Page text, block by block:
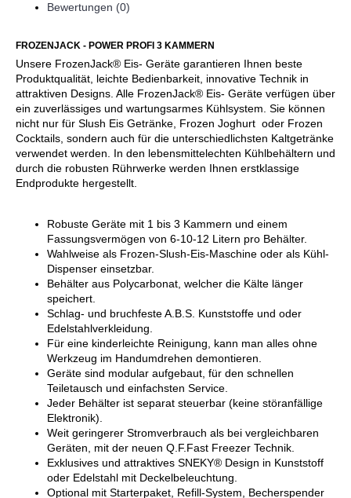
Bewertungen (0)
FROZENJACK - POWER PROFI 3 KAMMERN
Unsere FrozenJack® Eis- Geräte garantieren Ihnen beste
Produktqualität, leichte Bedienbarkeit, innovative Technik in
attraktiven Designs. Alle FrozenJack® Eis- Geräte verfügen über
ein zuverlässiges und wartungsarmes Kühlsystem. Sie können
nicht nur für Slush Eis Getränke, Frozen Joghurt oder Frozen
Cocktails, sondern auch für die unterschiedlichsten Kaltgetränke
verwendet werden. In den lebensmittelechten Kühlbehältern und
durch die robusten Rührwerke werden Ihnen erstklassige
Endprodukte hergestellt.
Robuste Geräte mit 1 bis 3 Kammern und einem
Fassungsvermögen von 6-10-12 Litern pro Behälter.
Wahlweise als Frozen-Slush-Eis-Maschine oder als Kühl-
Dispenser einsetzbar.
Behälter aus Polycarbonat, welcher die Kälte länger
speichert.
Schlag- und bruchfeste A.B.S. Kunststoffe und oder
Edelstahlverkleidung.
Für eine kinderleichte Reinigung, kann man alles ohne
Werkzeug im Handumdrehen demontieren.
Geräte sind modular aufgebaut, für den schnellen
Teiletausch und einfachsten Service.
Jeder Behälter ist separat steuerbar (keine störanfällige
Elektronik).
Weit geringerer Stromverbrauch als bei vergleichbaren
Geräten, mit der neuen Q.F.Fast Freezer Technik.
Exklusives und attraktives SNEKY® Design in Kunststoff
oder Edelstahl mit Deckelbeleuchtung.
Optional mit Starterpaket, Refill-System, Becherspender